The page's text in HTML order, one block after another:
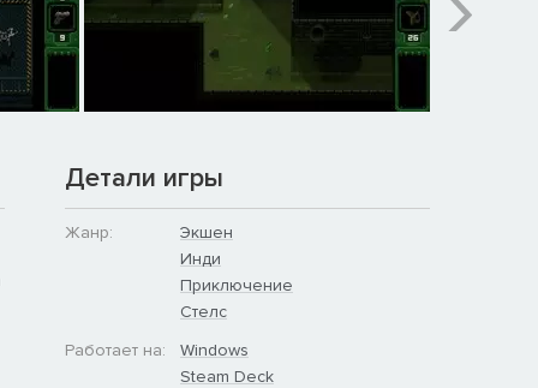
Детали игры
Жанр:
Экшен
Инди
Приключение
Стелс
Работает на:
Windows
Steam Deck